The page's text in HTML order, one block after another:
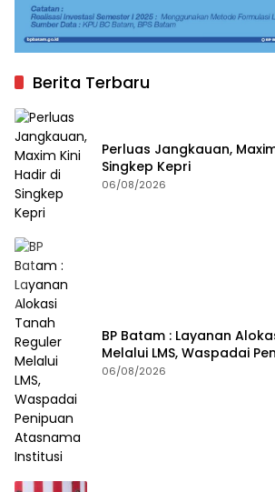
Berita Terbaru
Perluas Jangkauan,
Singkep Kepri
06/08/2026
BP Batam : Layanan
Melalui LMS, Waspadai
Institusi
06/08/2026